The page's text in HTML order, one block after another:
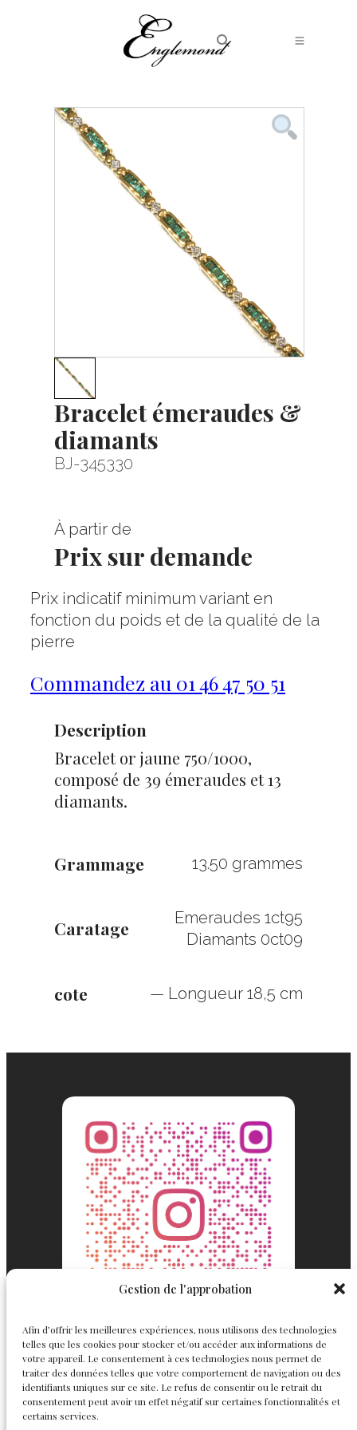
Gestion de l'approbation
Afin d’offrir les meilleures expériences, nous utilisons des technologies
telles que les cookies pour stocker et/ou accéder aux informations de
votre appareil. Le consentement à ces technologies nous permet de
traiter des données telles que votre comportement de navigation ou des
identifiants uniques sur ce site. Le refus de consentir ou le retrait du
consentement peut avoir un effet négatif sur certaines fonctionnalités et
certains services.
Bracelet émeraudes &
diamants
BJ-345330
À partir de
Prix sur demande
Prix indicatif minimum variant en
fonction du poids et de la qualité de la
pierre
Commandez au 01 46 47 50 51
Description
Bracelet or jaune 750/1000,
composé de 39 émeraudes et 13
diamants.
Grammage 13.50 grammes
Caratage
Emeraudes 1ct95
Diamants 0ct09
cote — Longueur 18,5 cm
Englemond